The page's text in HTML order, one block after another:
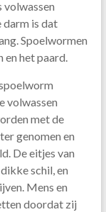
volwassen
darm is dat
Spoelwormen
en het paard.
volwassen
met de
genomen en
De eitjes van
schil, en
Mens en
doordat zij